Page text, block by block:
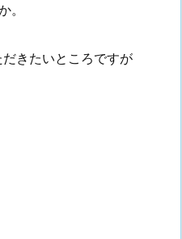
。
きたいところですが